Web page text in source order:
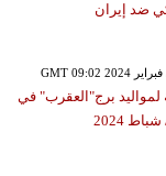
ضد إيران
لمواليد برج"العقرب" في
2024